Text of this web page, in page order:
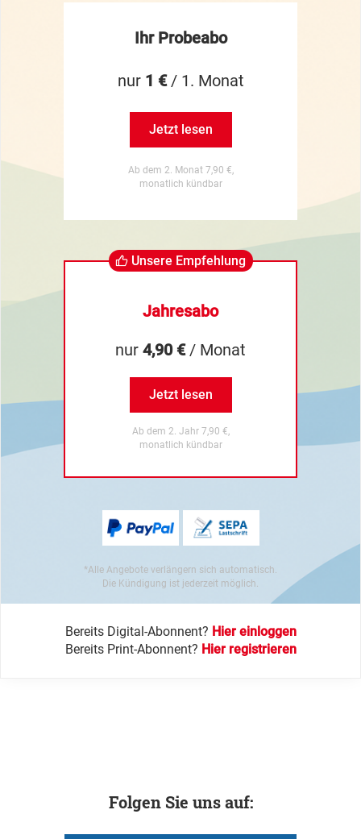
Ihr Probeabo
nur 1 €/ 1. Monat
Jetzt lesen
Ab dem 2. Monat 7,90 €,
monatlich kündbar
Unsere Empfehlung
Jahresabo
nur 4,90 €/ Monat
Jetzt lesen
Ab dem 2. Jahr 7,90 €,
monatlich kündbar
*Alle Angebote verlängern sich automatisch.
Die Kündigung ist jederzeit möglich.
Bereits Digital-Abonnent? Hier einloggen
Bereits Print-Abonnent? Hier registrieren
Folgen Sie uns auf: